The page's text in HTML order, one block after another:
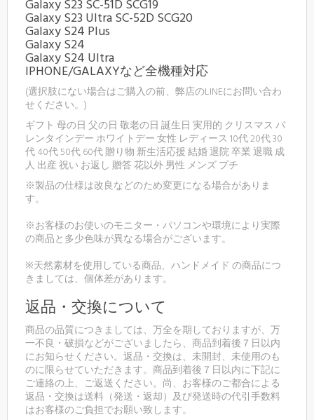
Galaxy S23 SC-51D SCG19
Galaxy S23 Ultra SC-52D SCG20
Galaxy S24 Plus
Galaxy S24
Galaxy S24 Ultra
IPHONE/GALAXYなど全機種対応
(選択肢にない場合はご購入の前、弊店のLINEにお問い合わ
せください。)
ギフト 母の日 父の日 敬老の日 誕生日 実用的 クリスマス バ
レンタインデー ホワイトデー 女性 レディース 10代 20代 30
代 40代 50代 60代 贈り物 新生活応援 結婚 退院 卒業 退職 成
人 出産 祝い お返し 贈答 花以外 男性 メンズ プチ
※製品の仕様は改良などのため変更になる場合がありま
す。
※お客様のお使いのモニター・パソコンや環境により実際
の商品と多少色味が異なる場合がございます。
※天然素材を使用している商品、ハンドメイド の商品につ
きましては、個体差があります。
返品・交換について
商品の品質につきましては、万全を期しておりますが、万
一不良・破損などがございましたら、商品到着後７日以内
にお知らせください。返品・交換は、未開封、未使用のも
のに限らせていただきます。商品到着後７日以内に下記に
ご連絡の上、ご返送ください。尚、お客様のご都合による
返品・交換は送料（発送・返却）及び発送時の代引手数料
はお客様のご負担でお願い致します。